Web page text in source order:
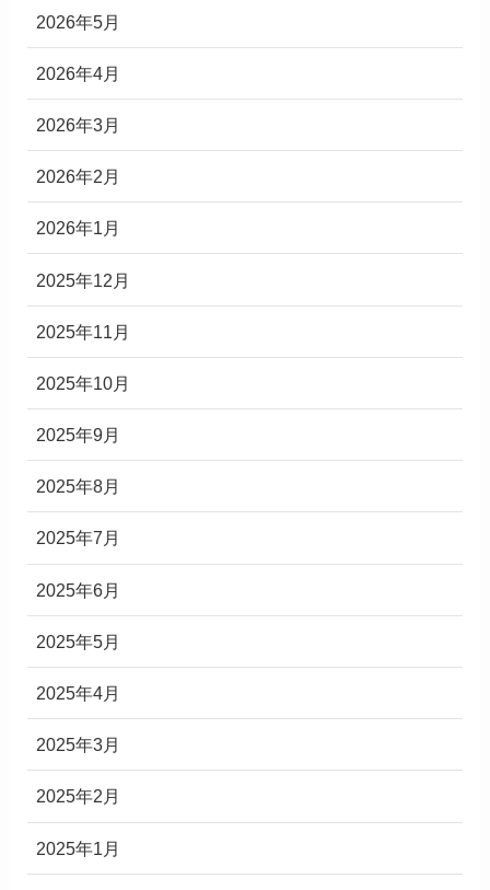
2026年5月
2026年4月
2026年3月
2026年2月
2026年1月
2025年12月
2025年11月
2025年10月
2025年9月
2025年8月
2025年7月
2025年6月
2025年5月
2025年4月
2025年3月
2025年2月
2025年1月